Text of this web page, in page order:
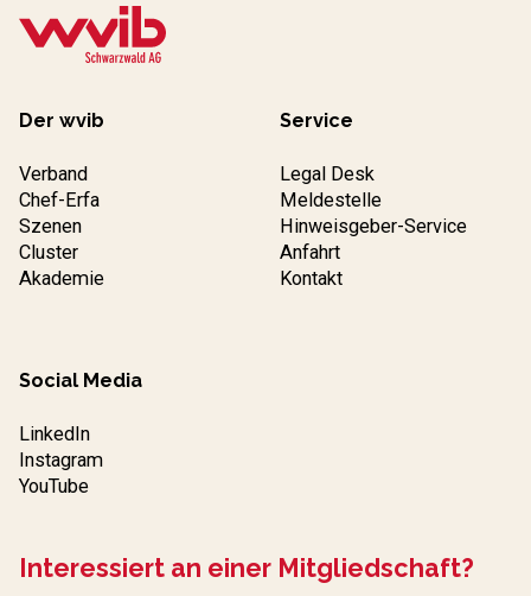
Der wvib
Verband
Chef-Erfa
Szenen
Cluster
Akademie
Service
Legal Desk
Meldestelle
Hinweisgeber-Service
Anfahrt
Kontakt
Social Media
LinkedIn
Instagram
YouTube
Interessiert an einer Mitgliedschaft?